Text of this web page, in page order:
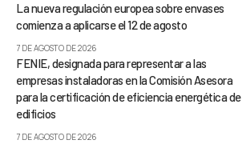
La nueva regulación europea sobre envases
comienza a aplicarse el 12 de agosto
7 DE AGOSTO DE 2026
FENIE, designada para representar a las
empresas instaladoras en la Comisión Asesora
para la certificación de eficiencia energética de
edificios
7 DE AGOSTO DE 2026